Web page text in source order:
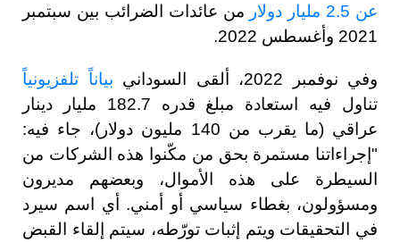
عن 2.5 مليار دولار
من عائدات الضرائب بين سبتمبر
2021 وأغسطس 2022.
وفي نوفمبر 2022، ألقى السوداني
بياناً تلفزيونياً
تناول فيه استعادة مبلغ قدره 182.7 مليار دينار
عراقي (ما يقرب من 140 مليون دولار)، جاء فيه:
"إجراءاتنا مستمرة بحق من مكّنوا هذه الشركات من
السيطرة على هذه الأموال، وبعضهم مديرون
ومسؤولون، بغطاء سياسي أو أمني. أي اسم سيرد
في التحقيقات ويتم إثبات تورّطه، سيتم إلقاء القبض